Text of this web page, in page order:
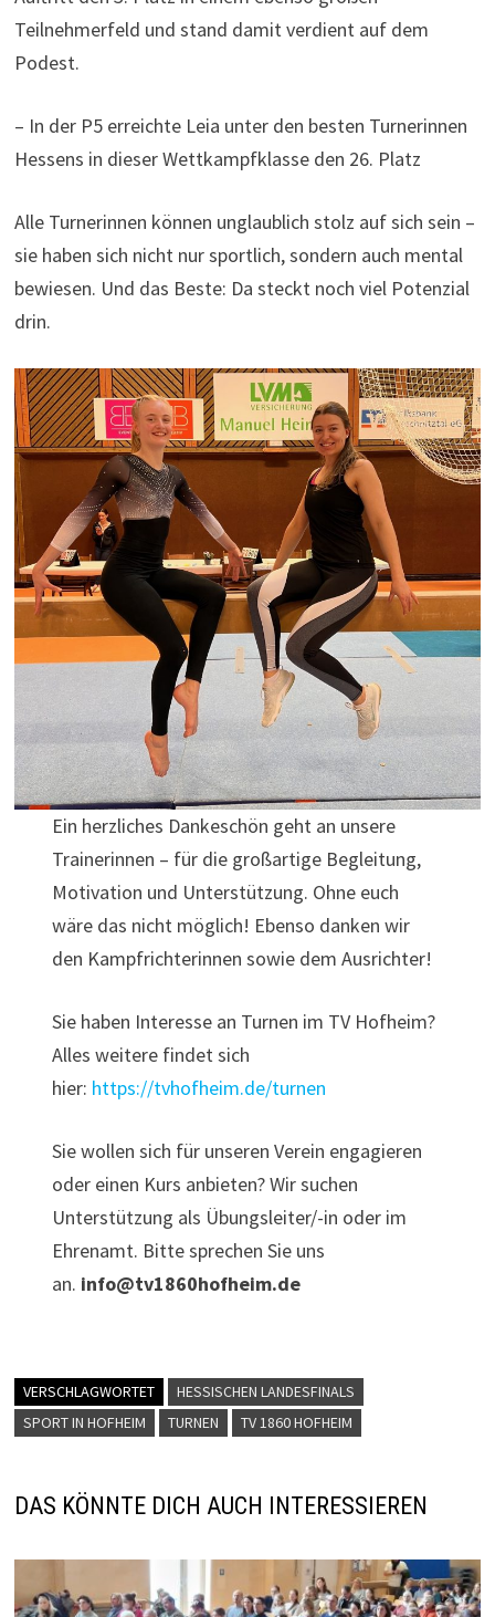
Teilnehmerfeld und stand damit verdient auf dem
Podest.
– In der P5 erreichte Leia unter den besten Turnerinnen
Hessens in dieser Wettkampfklasse den 26. Platz
Alle Turnerinnen können unglaublich stolz auf sich sein –
sie haben sich nicht nur sportlich, sondern auch mental
bewiesen. Und das Beste: Da steckt noch viel Potenzial
drin.
Ein herzliches Dankeschön geht an unsere
Trainerinnen – für die großartige Begleitung,
Motivation und Unterstützung. Ohne euch
wäre das nicht möglich! Ebenso danken wir
den Kampfrichterinnen sowie dem Ausrichter!
Sie haben Interesse an Turnen im TV Hofheim?
Alles weitere findet sich
hier: https://tvhofheim.de/turnen
Sie wollen sich für unseren Verein engagieren
oder einen Kurs anbieten? Wir suchen
Unterstützung als Übungsleiter/-in oder im
Ehrenamt. Bitte sprechen Sie uns
an. info@tv1860hofheim.de
VERSCHLAGWORTET
HESSISCHEN LANDESFINALS
SPORT IN HOFHEIM
TURNEN TV 1860 HOFHEIM
DAS KÖNNTE DICH AUCH INTERESSIEREN